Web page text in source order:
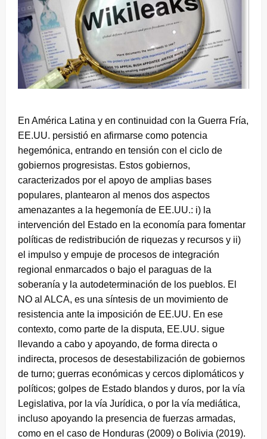
En América Latina y en continuidad con la Guerra Fría,
EE.UU. persistió en afirmarse como potencia
hegemónica, entrando en tensión con el ciclo de
gobiernos progresistas. Estos gobiernos,
caracterizados por el apoyo de amplias bases
populares, plantearon al menos dos aspectos
amenazantes a la hegemonía de EE.UU.: i) la
intervención del Estado en la economía para fomentar
políticas de redistribución de riquezas y recursos y ii)
el impulso y empuje de procesos de integración
regional enmarcados o bajo el paraguas de la
soberanía y la autodeterminación de los pueblos. El
NO al ALCA, es una síntesis de un movimiento de
resistencia ante la imposición de EE.UU. En ese
contexto, como parte de la disputa, EE.UU. sigue
llevando a cabo y apoyando, de forma directa o
indirecta, procesos de desestabilización de gobiernos
de turno; guerras económicas y cercos diplomáticos y
políticos; golpes de Estado blandos y duros, por la vía
Legislativa, por la vía Jurídica, o por la vía mediática,
incluso apoyando la presencia de fuerzas armadas,
como en el caso de Honduras (2009) o Bolivia (2019).